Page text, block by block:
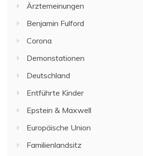
Ärztemeinungen
Benjamin Fulford
Corona
Demonstationen
Deutschland
Entführte Kinder
Epstein & Maxwell
Europäische Union
Familienlandsitz